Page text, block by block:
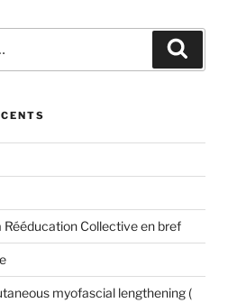
Collective en bref
myofascial lengthening (